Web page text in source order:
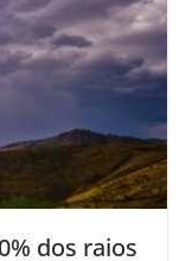
dos raios